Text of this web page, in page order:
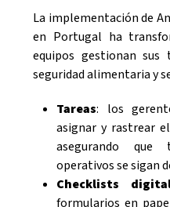
La implementación de
en Portugal ha
equipos gestionan sus
seguridad alimentaria y
Tareas: los
asignar y rastrear
asegurando que
operativos se sigan
Checklists
formularios en